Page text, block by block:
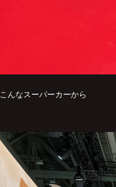
こんなスーパーカーから